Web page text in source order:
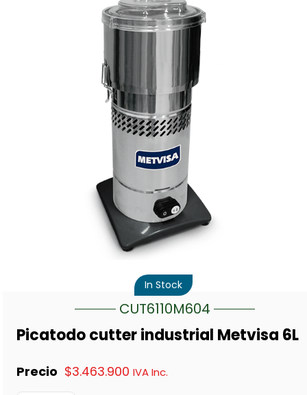
Picatodo cutter industrial Metvisa 6L
$3.463.900 IVA Inc.
In Stock
CUT6110M604